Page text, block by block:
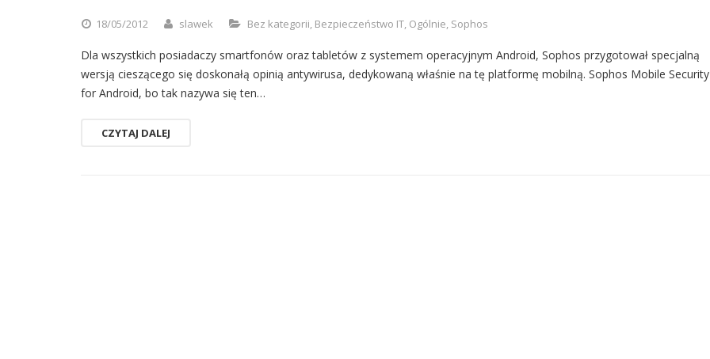
18/05/2012 slawek Bez kategorii, Bezpieczeństwo IT, Ogólnie, Sophos
Dla wszystkich posiadaczy smartfonów oraz tabletów z systemem operacyjnym Android, Sophos przygotował specjalną
wersją cieszącego się doskonałą opinią antywirusa, dedykowaną właśnie na tę platformę mobilną. Sophos Mobile Security
for Android, bo tak nazywa się ten…
CZYTAJ DALEJ